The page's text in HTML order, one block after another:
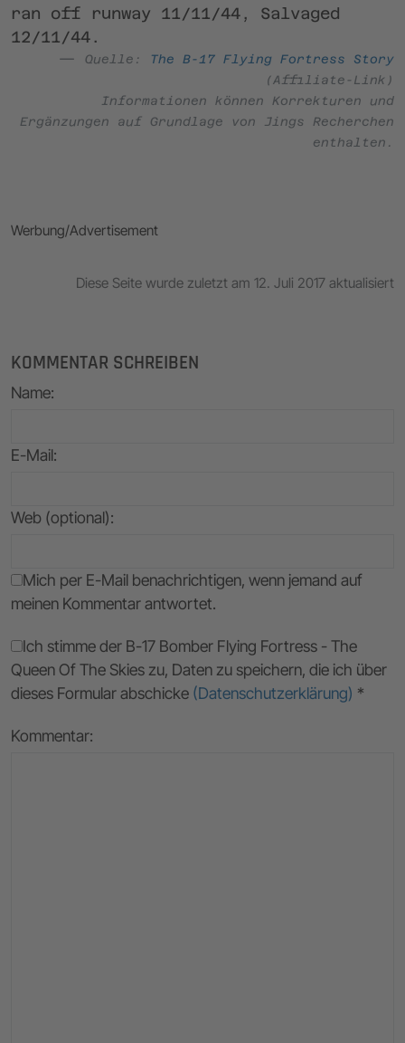
ran off runway 11/11/44, Salvaged
12/11/44.
Quelle:
The B-17 Flying Fortress Story
(Affiliate-Link)
Informationen können Korrekturen und
Ergänzungen auf Grundlage von Jings Recherchen
enthalten.
Werbung/Advertisement
Diese Seite wurde zuletzt am 12. Juli 2017 aktualisiert
KOMMENTAR SCHREIBEN
Name:
E-Mail:
Web (optional):
Mich per E-Mail benachrichtigen, wenn jemand auf
meinen Kommentar antwortet.
Ich stimme der B-17 Bomber Flying Fortress - The
Queen Of The Skies zu, Daten zu speichern, die ich über
dieses Formular abschicke (Datenschutzerklärung) *
Kommentar: